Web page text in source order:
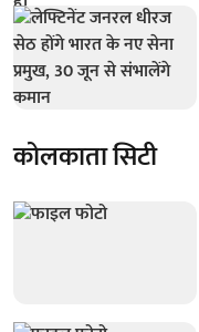
कोलकाता सिटी